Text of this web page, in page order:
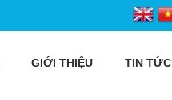
GIỚI THIỆU TIN TỨC